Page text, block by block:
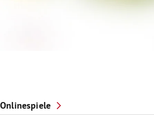
Onlinespiele